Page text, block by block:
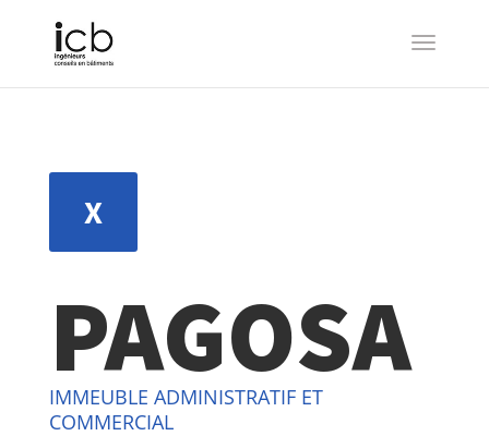
X
PAGOSA
IMMEUBLE ADMINISTRATIF ET
COMMERCIAL